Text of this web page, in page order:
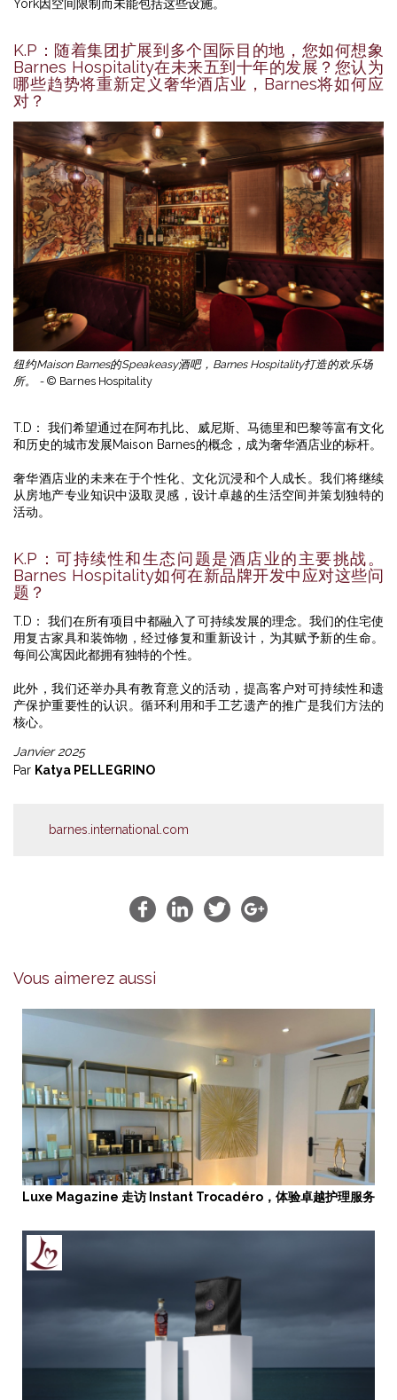
York因空间限制而未能包括这些设施。
K.P：随着集团扩展到多个国际目的地，您如何想象
Barnes Hospitality在未来五到十年的发展？您认为
哪些趋势将重新定义奢华酒店业，Barnes将如何应
对？
纽约Maison Barnes的Speakeasy酒吧，Barnes Hospitality打造的欢乐场
所。 - © Barnes Hospitality
T.D： 我们希望通过在阿布扎比、威尼斯、马德里和巴黎等富有文化
和历史的城市发展Maison Barnes的概念，成为奢华酒店业的标杆。
奢华酒店业的未来在于个性化、文化沉浸和个人成长。我们将继续
从房地产专业知识中汲取灵感，设计卓越的生活空间并策划独特的
活动。
K.P：可持续性和生态问题是酒店业的主要挑战。
Barnes Hospitality如何在新品牌开发中应对这些问
题？
T.D： 我们在所有项目中都融入了可持续发展的理念。我们的住宅使
用复古家具和装饰物，经过修复和重新设计，为其赋予新的生命。
每间公寓因此都拥有独特的个性。
此外，我们还举办具有教育意义的活动，提高客户对可持续性和遗
产保护重要性的认识。循环利用和手工艺遗产的推广是我们方法的
核心。
Janvier 2025
Par Katya PELLEGRINO
barnes.international.com
Vous aimerez aussi
Luxe Magazine 走访 Instant Trocadéro，体验卓越护理服务